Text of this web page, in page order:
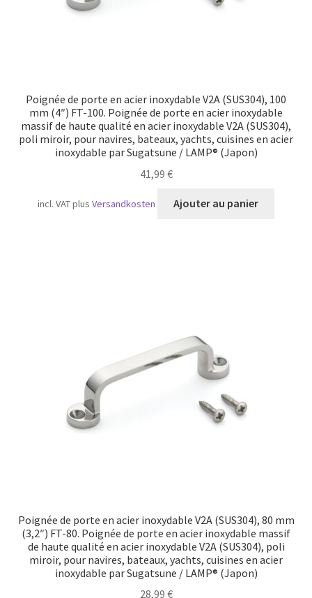
Poignée de porte en acier inoxydable V2A (SUS304), 100
mm (4″) FT-100. Poignée de porte en acier inoxydable
massif de haute qualité en acier inoxydable V2A (SUS304),
poli miroir, pour navires, bateaux, yachts, cuisines en acier
inoxydable par Sugatsune / LAMP® (Japon)
41,99 €
incl. VATplusVersandkosten Ajouter au panier
Poignée de porte en acier inoxydable V2A (SUS304), 80 mm
(3,2″) FT-80. Poignée de porte en acier inoxydable massif
de haute qualité en acier inoxydable V2A (SUS304), poli
miroir, pour navires, bateaux, yachts, cuisines en acier
inoxydable par Sugatsune / LAMP® (Japon)
28,99 €